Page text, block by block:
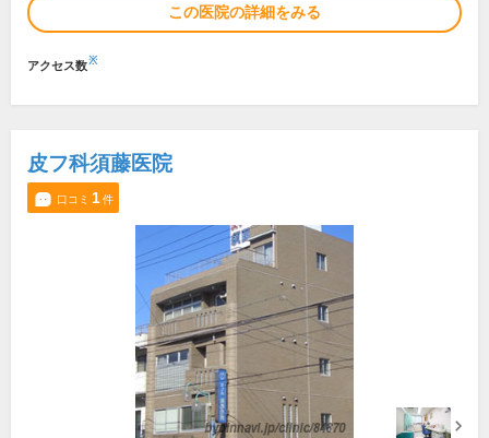
この医院の詳細をみる
アクセス数※
皮フ科須藤医院
口コミ 1件